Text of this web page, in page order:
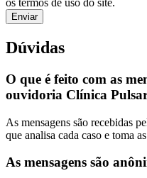
os termos de uso do site.
Enviar
Dúvidas
O que é feito com as
ouvidoria Clínica
As mensagens são recebidas
que analisa cada caso e toma
As mensagens são